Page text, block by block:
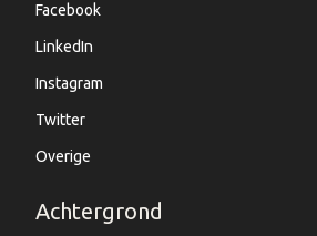
Facebook
LinkedIn
Instagram
Twitter
Overige
Achtergrond